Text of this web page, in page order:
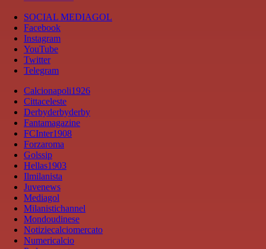
SOCIAL MEDIAGOL
Facebook
Instagram
YouTube
Twitter
Telegram
Calcionapoli1926
Cittaceleste
Derbyderbyderby
Fantamagazine
FCInter1908
Forzaroma
Golssip
Hellas1903
Ilmilanista
Juvenews
Mediagol
Milanistichannel
Mondoudinese
Notiziecalciomercato
Numericalcio